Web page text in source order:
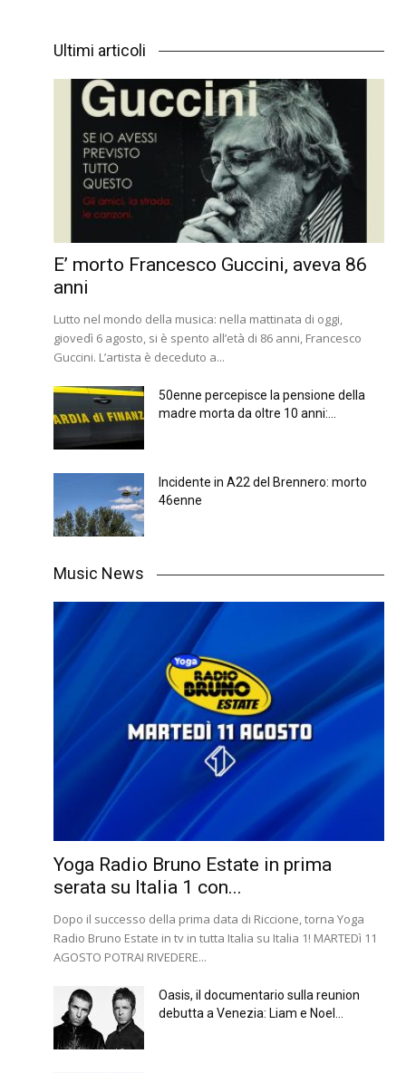
Ultimi articoli
E’ morto Francesco Guccini, aveva 86
anni
Lutto nel mondo della musica: nella mattinata di oggi,
giovedì 6 agosto, si è spento all’età di 86 anni, Francesco
Guccini. L’artista è deceduto a...
50enne percepisce la pensione della
madre morta da oltre 10 anni:...
Incidente in A22 del Brennero: morto
46enne
Music News
Yoga Radio Bruno Estate in prima
serata su Italia 1 con...
Dopo il successo della prima data di Riccione, torna Yoga
Radio Bruno Estate in tv in tutta Italia su Italia 1! MARTEDì 11
AGOSTO POTRAI RIVEDERE...
Oasis, il documentario sulla reunion
debutta a Venezia: Liam e Noel...